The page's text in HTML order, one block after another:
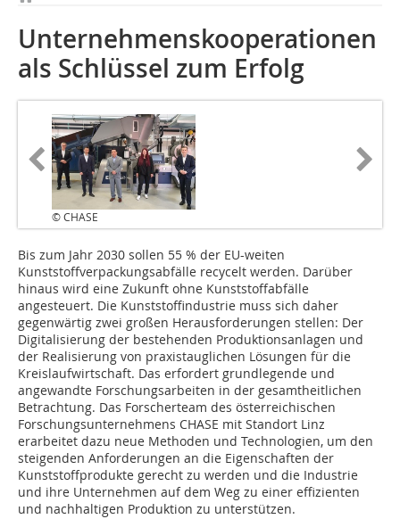
Unternehmenskooperationen
als Schlüssel zum Erfolg
© CHASE
Bis zum Jahr 2030 sollen 55 % der EU-weiten
Kunststoffverpackungsabfälle recycelt werden. Darüber
hinaus wird eine Zukunft ohne Kunststoffabfälle
angesteuert. Die Kunststoffindustrie muss sich daher
gegenwärtig zwei großen Herausforderungen stellen: Der
Digitalisierung der bestehenden Produktionsanlagen und
der Realisierung von praxistauglichen Lösungen für die
Kreislaufwirtschaft. Das erfordert grundlegende und
angewandte Forschungsarbeiten in der gesamtheitlichen
Betrachtung. Das Forscherteam des österreichischen
Forschungsunternehmens CHASE mit Standort Linz
erarbeitet dazu neue Methoden und Technologien, um den
steigenden Anforderungen an die Eigenschaften der
Kunststoffprodukte gerecht zu werden und die Industrie
und ihre Unternehmen auf dem Weg zu einer effizienten
und nachhaltigen Produktion zu unterstützen.